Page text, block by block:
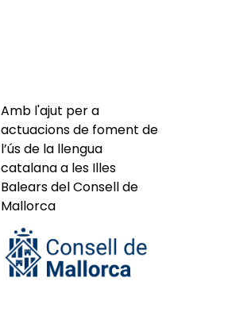
Amb l'ajut per a
actuacions de foment de
l’ús de la llengua
catalana a les Illes
Balears del Consell de
Mallorca